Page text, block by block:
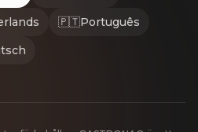
🇵🇹Português